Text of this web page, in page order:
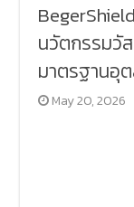
นวัตกรรมวั
มาตรฐานอุ
May 20, 2026